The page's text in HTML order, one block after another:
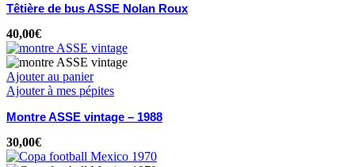
Têtière de bus ASSE Nolan Roux
40,00€
Ajouter au panier
Ajouter à mes pépites
Montre ASSE vintage – 1988
30,00€